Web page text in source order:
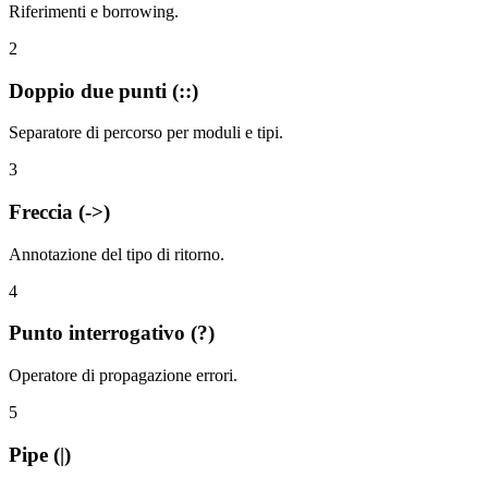
Riferimenti e borrowing.
2
Doppio due punti (::)
Separatore di percorso per moduli e tipi.
3
Freccia (->)
Annotazione del tipo di ritorno.
4
Punto interrogativo (?)
Operatore di propagazione errori.
5
Pipe (|)